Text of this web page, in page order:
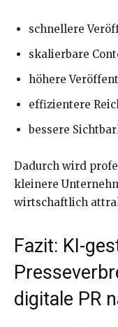
schnellere
skalierbare
höhere
effizientere
bessere
Dadurch wird
kleinere
wirtschaftlich
Fazit: KI-
digitale PR